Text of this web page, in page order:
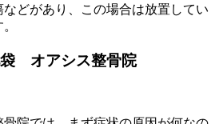
どがあり、この場合は放置してい
袋 オアシス整骨院